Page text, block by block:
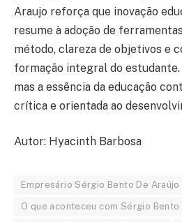
Araujo reforça que inovação
resume à adoção de
método, clareza de objetivos e
formação integral do
mas a essência da educação
crítica e orientada ao
Autor: Hyacinth Barbosa
Empresário Sérgio Bento De Araújo
O que aconteceu com Sérgio Bento